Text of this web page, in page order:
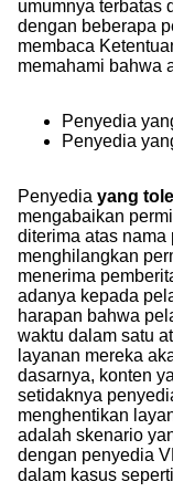
umumnya terbatas
dengan beberapa
membaca
memahami bahwa
Penyedia
Penyedia
Penyedia yang
mengabaikan
diterima atas nama
menghilangkan
menerima
adanya kepada
harapan bahwa
waktu dalam satu
layanan mereka
dasarnya, konten
setidaknya
menghentikan
adalah skenario
dengan penyedia
dalam kasus